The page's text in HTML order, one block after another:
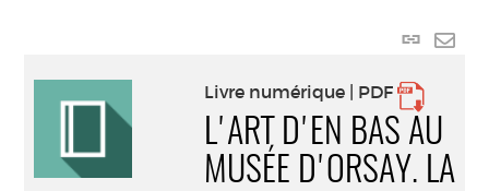
Lien
Livre numérique | PDF
L'ART D'EN BAS AU
MUSÉE D'ORSAY. LA